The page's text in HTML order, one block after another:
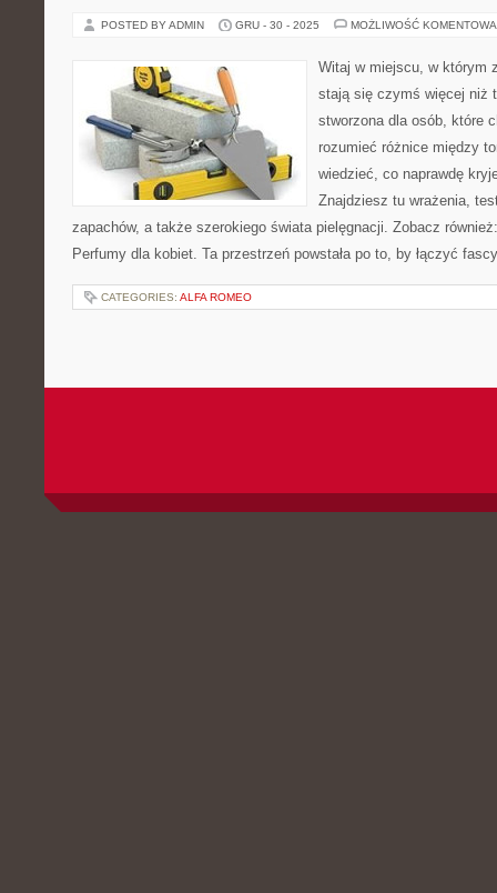
POSTED BY ADMIN GRU - 30 - 2025 MOŻLIWOŚĆ
Witaj w miejscu, w którym
stają się czymś więcej niż
stworzona dla osób, które
rozumieć różnice między
wiedzieć, co naprawdę
Znajdziesz tu wrażenia,
zapachów, a także szerokiego świata pielęgnacji. Zobacz
Perfumy dla kobiet. Ta przestrzeń powstała po to, by łączyć
CATEGORIES: ALFA ROMEO